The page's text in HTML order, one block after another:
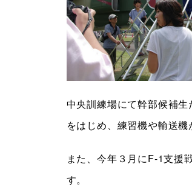
中央訓練場にて幹部候補
をはじめ、練習機や輸送
また、今年３月にF-1支援
す。